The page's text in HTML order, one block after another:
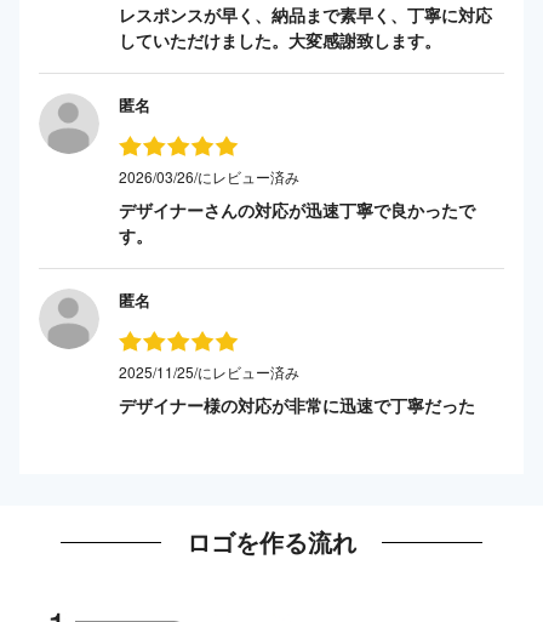
レスポンスが早く、納品まで素早く、丁寧に対応
していただけました。大変感謝致します。
匿名
2026/03/26/にレビュー済み
デザイナーさんの対応が迅速丁寧で良かったで
す。
匿名
2025/11/25/にレビュー済み
デザイナー様の対応が非常に迅速で丁寧だった
ロゴを作る流れ